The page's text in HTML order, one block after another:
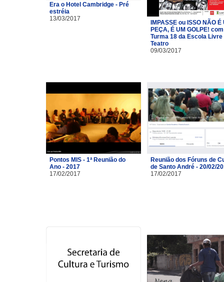
Era o Hotel Cambridge - Pré
estréia
13/03/2017
IMPASSE ou ISSO NÃO É
PEÇA, É UM GOLPE!
Turma 18 da Escola Livre
Teatro​
09/03/2017
Pontos MIS - 1ª Reunião do
Ano - 2017
17/02/2017
Reunião dos Fóruns de
de Santo André - 20/02/
17/02/2017